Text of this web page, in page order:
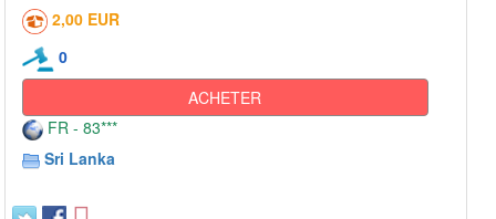
2,00 EUR
0
ACHETER
FR - 83***
Sri Lanka